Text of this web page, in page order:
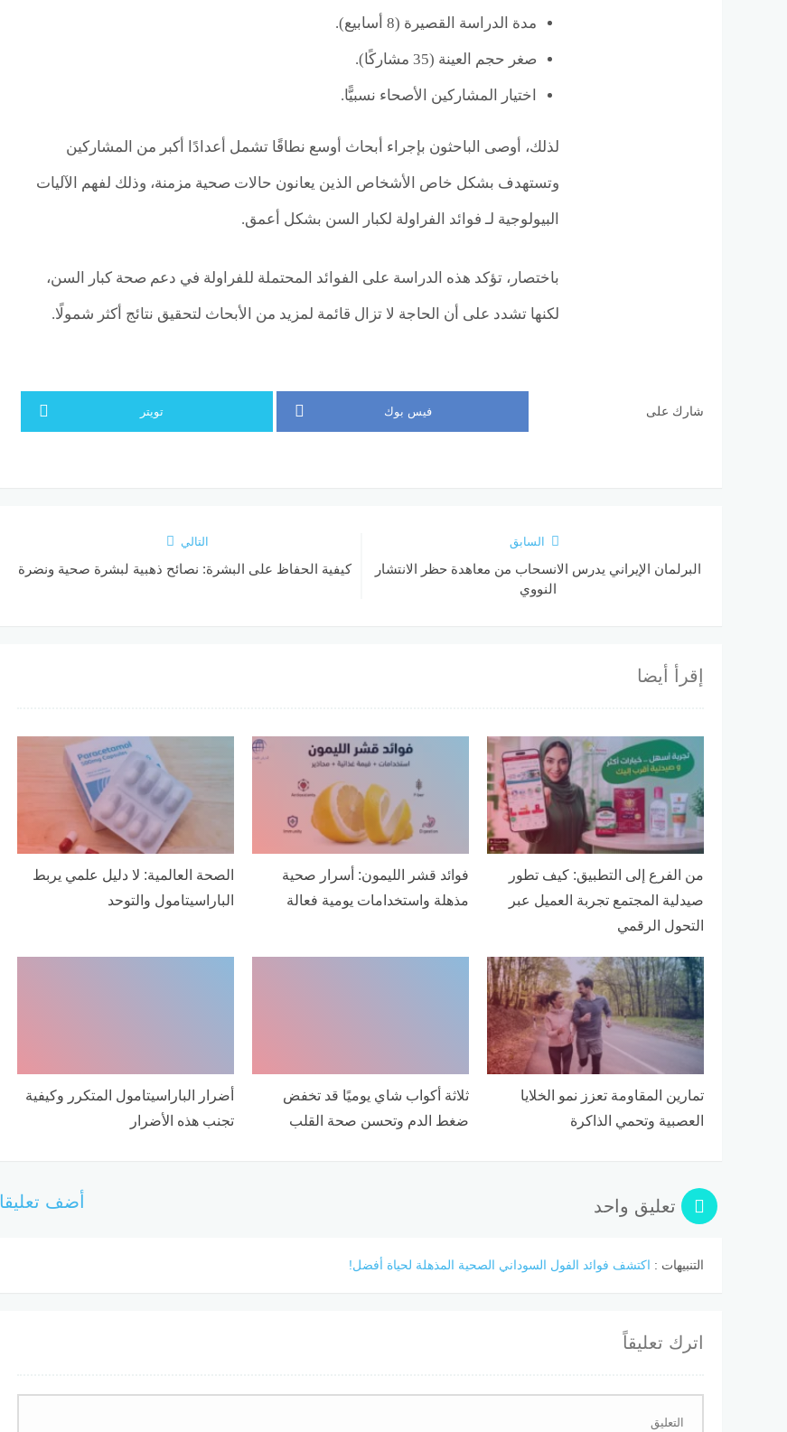
مدة الدراسة القصيرة (8 أسابيع).
صغر حجم العينة (35 مشاركًا).
اختيار المشاركين الأصحاء نسبيًّا.
لذلك، أوصى الباحثون بإجراء أبحاث أوسع نطاقًا تشمل أعدادًا أكبر من المشاركين
وتستهدف بشكل خاص الأشخاص الذين يعانون حالات صحية مزمنة، وذلك لفهم الآليات
البيولوجية لـ فوائد الفراولة لكبار السن بشكل أعمق.
باختصار، تؤكد هذه الدراسة على الفوائد المحتملة للفراولة في دعم صحة كبار السن،
لكنها تشدد على أن الحاجة لا تزال قائمة لمزيد من الأبحاث لتحقيق نتائج أكثر شمولًا.
شارك على فيس بوك تويتر
السابق
البرلمان الإيراني يدرس الانسحاب من معاهدة حظر الانتشار
النووي
التالي
كيفية الحفاظ على البشرة: نصائح ذهبية لبشرة صحية ونضرة
إقرأ أيضا
من الفرع إلى التطبيق: كيف تطور
صيدلية المجتمع تجربة العميل عبر
التحول الرقمي
فوائد قشر الليمون: أسرار صحية
مذهلة واستخدامات يومية فعالة
الصحة العالمية: لا دليل علمي يربط
الباراسيتامول والتوحد
تمارين المقاومة تعزز نمو الخلايا
العصبية وتحمي الذاكرة
ثلاثة أكواب شاي يوميًا قد تخفض
ضغط الدم وتحسن صحة القلب
أضرار الباراسيتامول المتكرر وكيفية
تجنب هذه الأضرار
تعليق واحد أضف تعليقا
التنبيهات : اكتشف فوائد الفول السوداني الصحية المذهلة لحياة أفضل!
اترك تعليقاً